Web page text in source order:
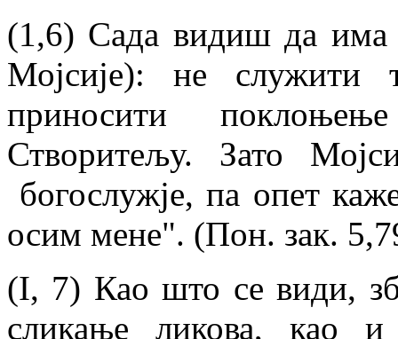
(1,6) Сада видиш да има
Мојсије): не служити
приносити
Створитељу. Зато
богослужје, па опет
осим мене". (Пон. зак.
(I, 7) Као што се види,
сликање ликова, као